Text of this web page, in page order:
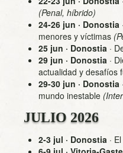
(Penal, híbrido)
24-26 jun · Donostia ·
menores y víctimas
25 jun · Donostia ·
29 jun · Donostia ·
actualidad y desafíos
29-30 jun · Donostia ·
mundo inestable
JULIO 2026
2-3 jul · Donostia ·